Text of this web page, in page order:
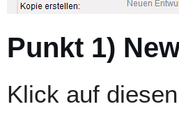
Punkt 1)
Klick auf